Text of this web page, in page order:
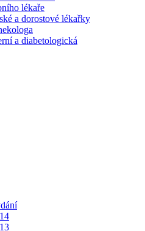
lékaře
a dorostové lékařky
a diabetologická